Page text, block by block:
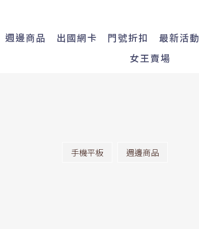
門號折扣
週邊商品 最新活動
女王賣場
出國網卡
手機平板 週邊商品